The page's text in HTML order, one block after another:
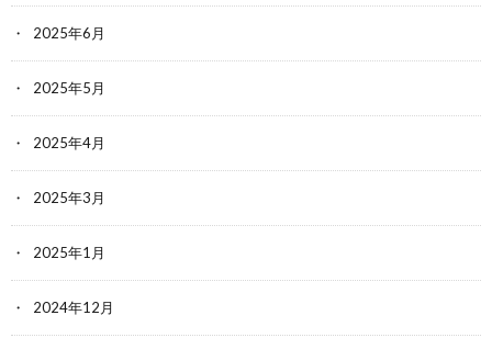
2025年6月
2025年5月
2025年4月
2025年3月
2025年1月
2024年12月